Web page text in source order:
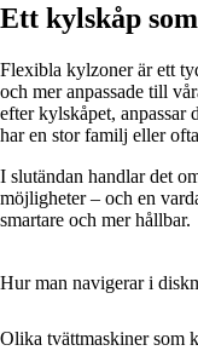
Ett kylskåp
Flexibla kylzoner är ett
och mer anpassade till
efter kylskåpet, anpassar
har en stor familj eller
I slutändan handlar det
möjligheter – och en
smartare och mer hållbar.
Hur man navigerar i
Olika tvättmaskiner som